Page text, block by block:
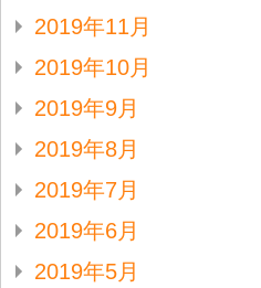
2019年11月
2019年10月
2019年9月
2019年8月
2019年7月
2019年6月
2019年5月